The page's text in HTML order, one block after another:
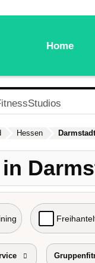
Home
Hessen Darmstadt
in